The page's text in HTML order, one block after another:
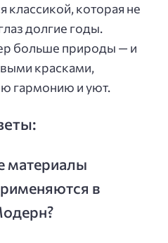
классикой, которая не
долгие годы.
больше природы — и
красками,
гармонию и уют.
материалы
в